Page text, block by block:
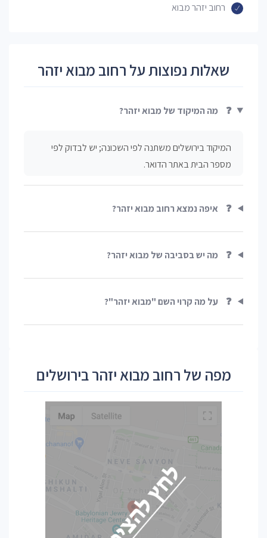
רחוב יזהר מבוא
שאלות נפוצות על רחוב מבוא יזהר
❓ מה המיקוד של מבוא יזהר?
המיקוד בירושלים משתנה לפי השכונה; יש לבדוק לפי
מספר הבית באתר הדואר.
❓ איפה נמצא רחוב מבוא יזהר?
❓ מה יש בסביבה של מבוא יזהר?
❓ על מה קרוי השם "מבוא יזהר"?
מפה של רחוב מבוא יזהר בירושלים